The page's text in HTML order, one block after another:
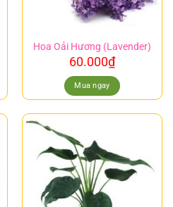
Hoa Oải Hương (Lavender)
60.000₫
Mua ngay